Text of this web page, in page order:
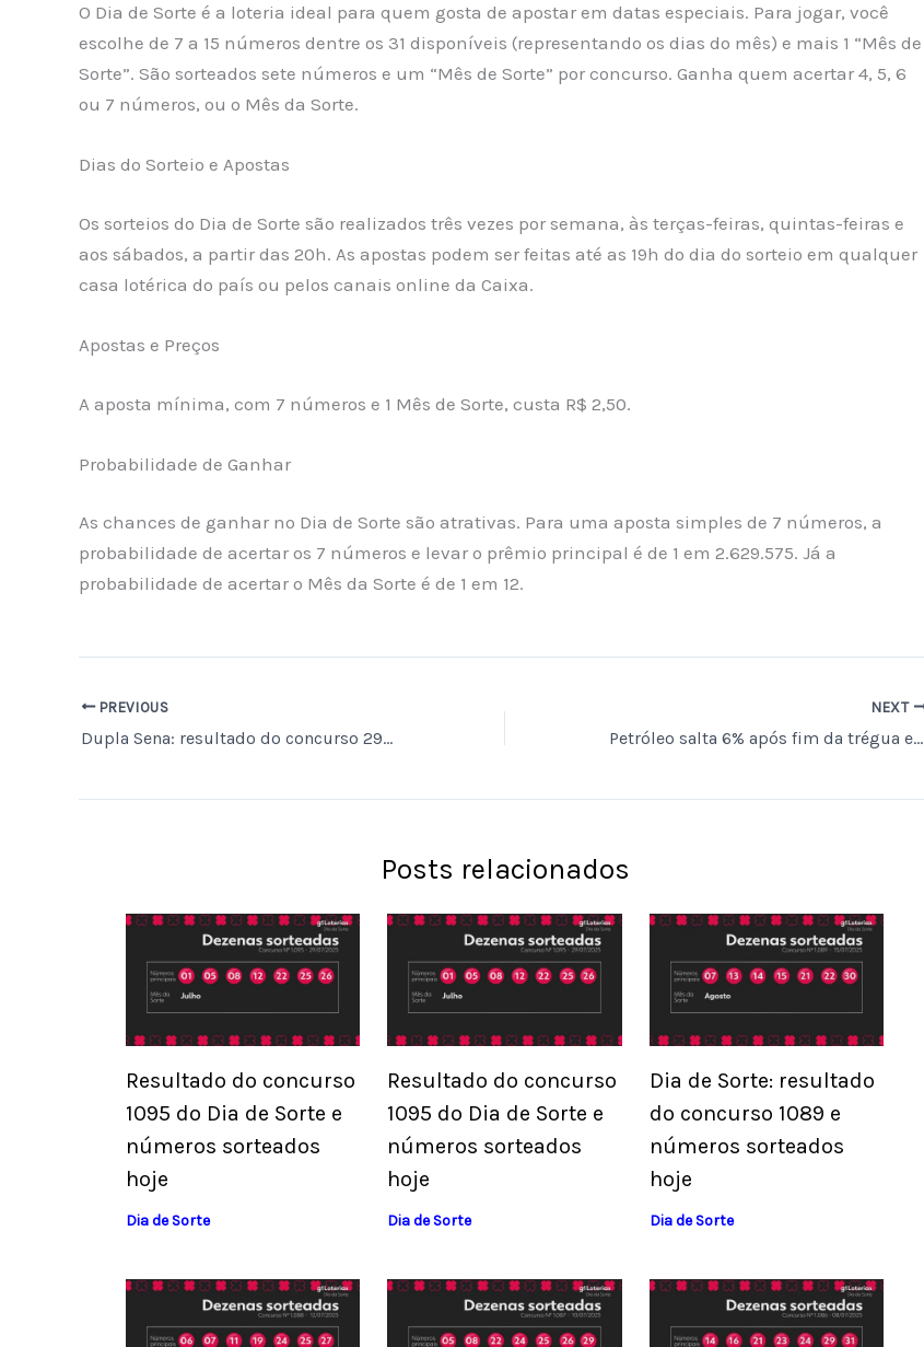
O Dia de Sorte é a loteria ideal para quem gosta de apostar em datas especiais. Para jogar, você
escolhe de 7 a 15 números dentre os 31 disponíveis (representando os dias do mês) e mais 1 “Mês de
Sorte”. São sorteados sete números e um “Mês de Sorte” por concurso. Ganha quem acertar 4, 5, 6
ou 7 números, ou o Mês da Sorte.
Dias do Sorteio e Apostas
Os sorteios do Dia de Sorte são realizados três vezes por semana, às terças-feiras, quintas-feiras e
aos sábados, a partir das 20h. As apostas podem ser feitas até as 19h do dia do sorteio em qualquer
casa lotérica do país ou pelos canais online da Caixa.
Apostas e Preços
A aposta mínima, com 7 números e 1 Mês de Sorte, custa R$ 2,50.
Probabilidade de Ganhar
As chances de ganhar no Dia de Sorte são atrativas. Para uma aposta simples de 7 números, a
probabilidade de acertar os 7 números e levar o prêmio principal é de 1 em 2.629.575. Já a
probabilidade de acertar o Mês da Sorte é de 1 em 12.
PREVIOUS
Dupla Sena: resultado do concurso 2980 e números sorteados hoje
NEXT
Petróleo salta 6% após fim da trégua entre EUA e Irã e novos ataques no Estreito de Ormuz
Posts relacionados
Resultado do concurso
1095 do Dia de Sorte e
números sorteados
hoje
Dia de Sorte
Resultado do concurso
1095 do Dia de Sorte e
números sorteados
hoje
Dia de Sorte
Dia de Sorte: resultado
do concurso 1089 e
números sorteados
hoje
Dia de Sorte